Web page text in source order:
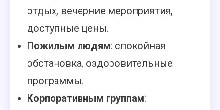
отдых, вечерние мероприятия,
доступные цены.
Пожилым людям: спокойная
обстановка, оздоровительные
программы.
Корпоративным группам: